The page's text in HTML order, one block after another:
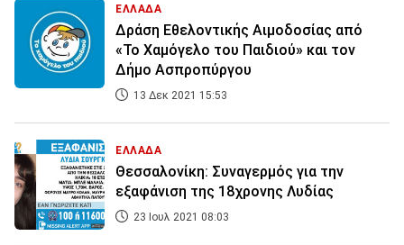
ΕΛΛΑΔΑ
Δράση Εθελοντικής Αιμοδοσίας από
«Το Χαμόγελο του Παιδιού» και τον
Δήμο Ασπροπύργου
13 Δεκ 2021 15:53
ΕΛΛΑΔΑ
Θεσσαλονίκη: Συναγερμός για την
εξαφάνιση της 18χρονης Λυδίας
23 Ιουλ 2021 08:03